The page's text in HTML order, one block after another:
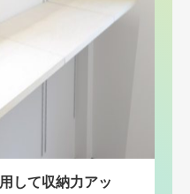
して収納力アッ